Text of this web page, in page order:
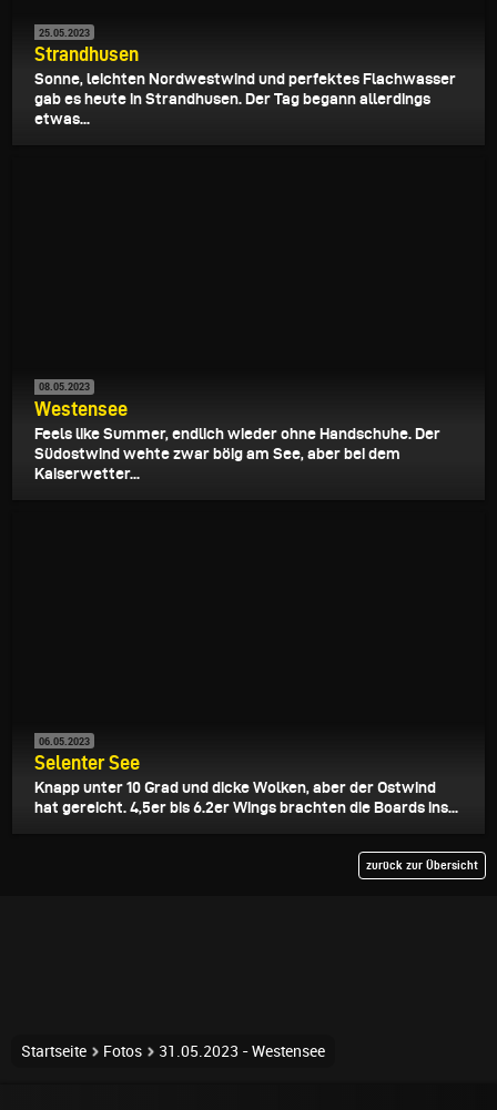
25.05.2023
Strandhusen
Sonne, leichten Nordwestwind und perfektes Flachwasser
gab es heute in Strandhusen. Der Tag begann allerdings
etwas...
08.05.2023
Westensee
Feels like Summer, endlich wieder ohne Handschuhe. Der
Südostwind wehte zwar böig am See, aber bei dem
Kaiserwetter...
06.05.2023
Selenter See
Knapp unter 10 Grad und dicke Wolken, aber der Ostwind
hat gereicht. 4,5er bis 6.2er Wings brachten die Boards ins...
zurück zur Übersicht
Startseite Fotos 31.05.2023 - Westensee